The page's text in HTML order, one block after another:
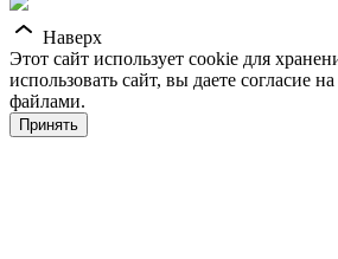
Наверх
Этот сайт использует cookie для
использовать сайт, вы даете согласие
файлами.
Принять